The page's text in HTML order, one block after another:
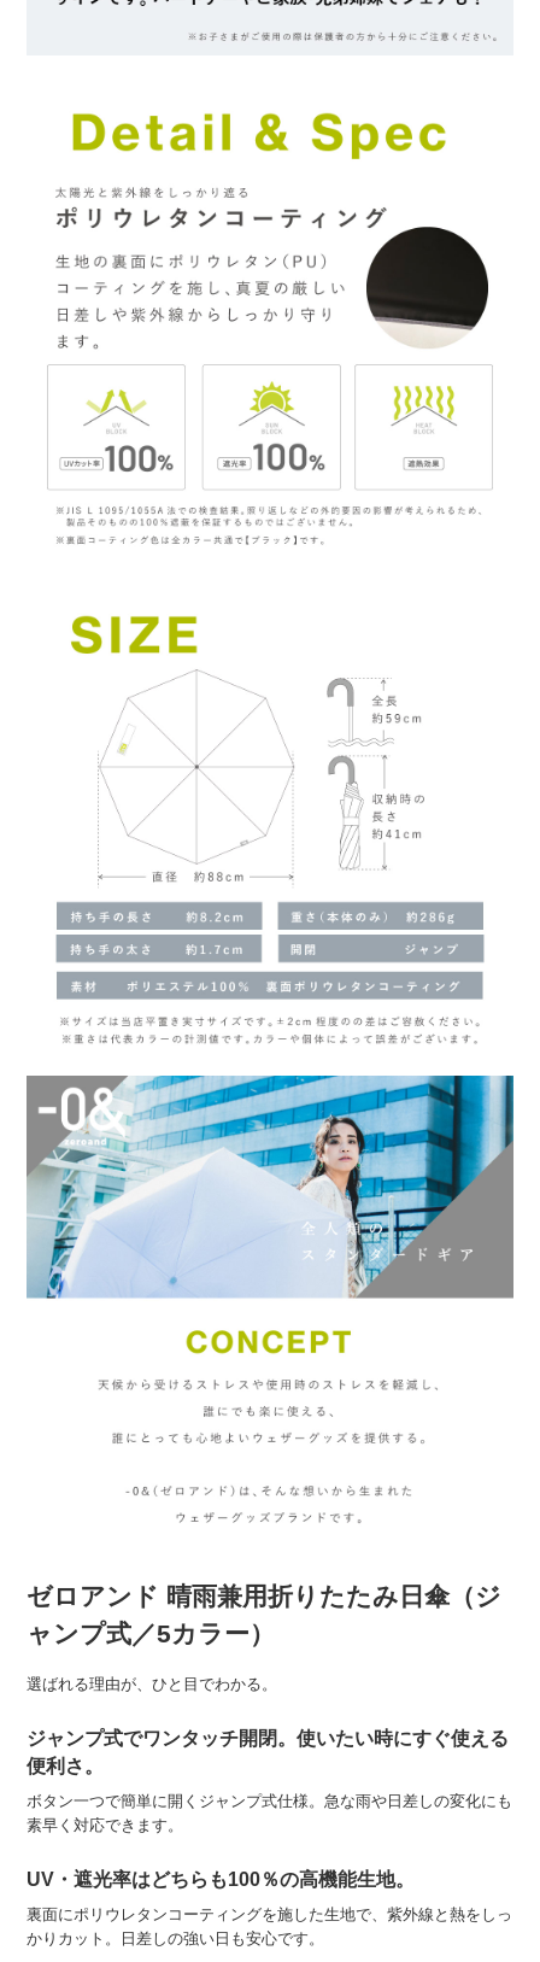
ゼロアンド 晴雨兼用折りたたみ日傘（ジ
ャンプ式／5カラー）
選ばれる理由が、ひと目でわかる。
ジャンプ式でワンタッチ開閉。使いたい時にすぐ使える
便利さ。
ボタン一つで簡単に開くジャンプ式仕様。急な雨や日差しの変化にも
素早く対応できます。
UV・遮光率はどちらも100％の高機能生地。
裏面にポリウレタンコーティングを施した生地で、紫外線と熱をしっ
かりカット。日差しの強い日も安心です。